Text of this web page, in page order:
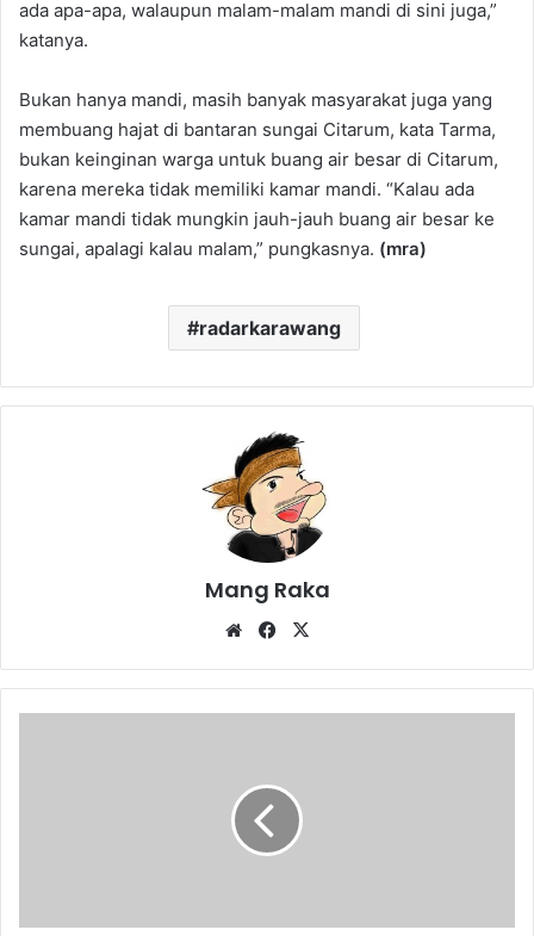
ada apa-apa, walaupun malam-malam mandi di sini juga,”
katanya.
Bukan hanya mandi, masih banyak masyarakat juga yang
membuang hajat di bantaran sungai Citarum, kata Tarma,
bukan keinginan warga untuk buang air besar di Citarum,
karena mereka tidak memiliki kamar mandi. “Kalau ada
kamar mandi tidak mungkin jauh-jauh buang air besar ke
sungai, apalagi kalau malam,” pungkasnya. (mra)
radarkarawang
Mang Raka
WebsiteFacebook